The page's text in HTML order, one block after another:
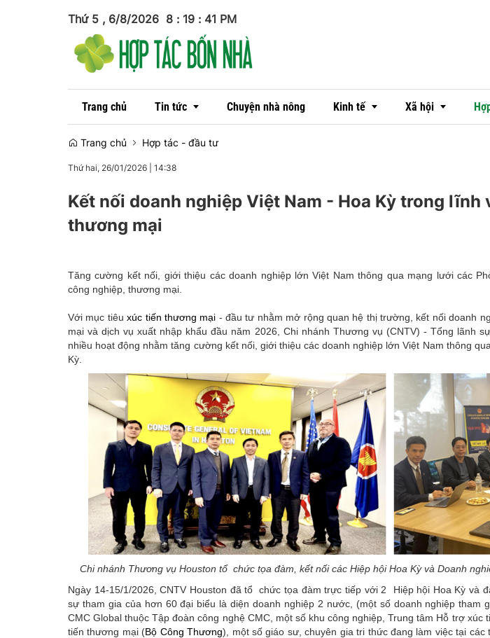
Thứ 5 , 6/8/2026 8 : 19 : 42 PM
Trang chủ Tin tức
Tin trong nước
Tin quốc tế
Chuyện nhà nông Kinh tế
Ngân hàng
Xã hội
Đời sống
Trang chủ Hợp tác - đầu tư
Thứ hai, 26/01/2026 14:38
Kết nối doanh nghiệp Việt Nam - Hoa Kỳ trong lĩnh
thương mại
Tăng cường kết nối, giới thiệu các doanh nghiệp lớn Việt Nam thông qua mạng lưới các
công nghiệp, thương mại.
Với mục tiêuxúc tiến thương mại - đầu tư nhằm mở rộng quan hệ thị trường, kết nối doanh
mại và dịch vụ xuất nhập khẩu đầu năm 2026, Chi nhánh Thương vụ (CNTV) - Tổng lãnh
nhiều hoạt động nhằm tăng cường kết nối, giới thiệu các doanh nghiệp lớn Việt Nam thông
Kỳ.
Chi nhánh Thương vụ Houston tổ chức tọa đàm, kết nối các Hiệp hội Hoa Kỳ và Doanh
Ngày 14-15/1/2026, CNTV Houston đã tổ chức tọa đàm trực tiếp với 2 Hiệp hội Hoa Kỳ và
sự tham gia của hơn 60 đại biểu là diện doanh nghiệp 2 nước, (một số doanh nghiệp tham
CMC Global thuộc Tập đoàn công nghệ CMC, một số khu công nghiệp, Trung tâm Hỗ trợ xúc
tiến thương mại (Bộ Công Thương), một số giáo sư, chuyên gia tri thức đang làm việc tại